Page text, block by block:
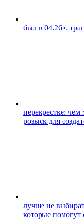
был в 04:26»:
перекрёстке:
розыск для
лучше не
которые помогут